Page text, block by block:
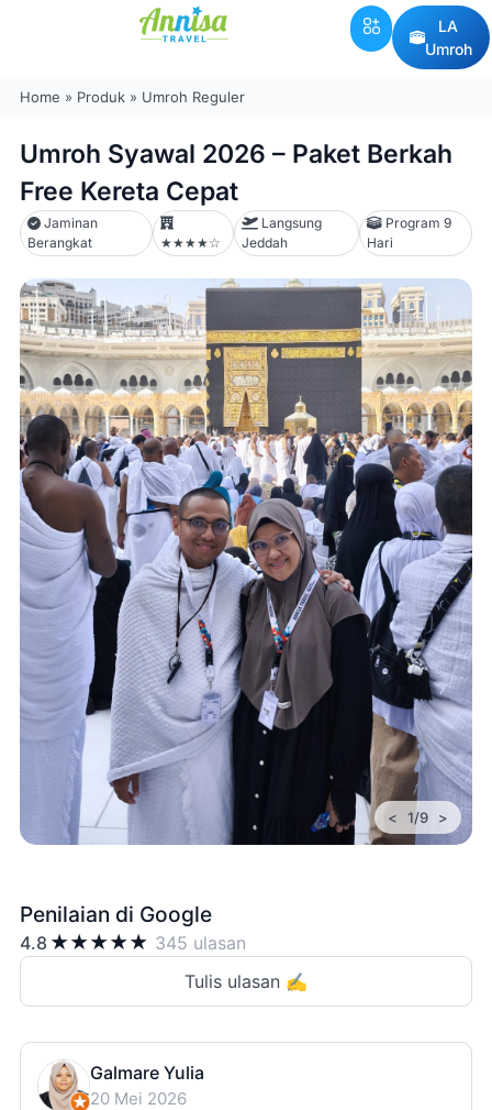
LA
Umroh
Home » Produk » Umroh Reguler
Umroh Syawal 2026 – Paket Berkah
Free Kereta Cepat
Jaminan
Berangkat
★★★★☆
Langsung
Jeddah
Program 9
Hari
< 1/9 >
Penilaian di Google
4.8 ★★★★★ 345 ulasan
Tulis ulasan ✍️
Galmare Yulia
20 Mei 2026